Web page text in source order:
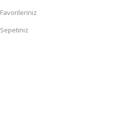
Favorileriniz
Sepetiniz